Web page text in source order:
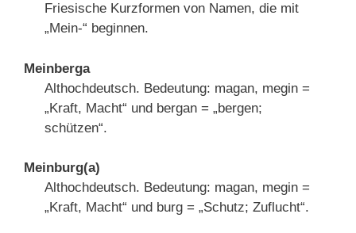
Friesische Kurzformen von Namen, die mit
„Mein-“ beginnen.
Meinberga
Althochdeutsch. Bedeutung: magan, megin =
„Kraft, Macht“ und bergan = „bergen;
schützen“.
Meinburg(a)
Althochdeutsch. Bedeutung: magan, megin =
„Kraft, Macht“ und burg = „Schutz; Zuflucht“.